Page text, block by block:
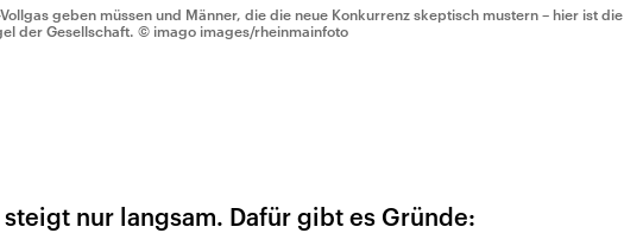
geben müssen und Männer, die die neue Konkurrenz skeptisch mustern – hier ist die
der Gesellschaft. © imago images/rheinmainfoto
nur langsam. Dafür gibt es Gründe: